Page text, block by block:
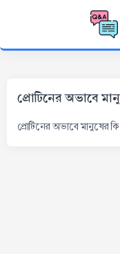
প্রোটিনের অভাবে
প্রোটিনের অভাবে মানুষের